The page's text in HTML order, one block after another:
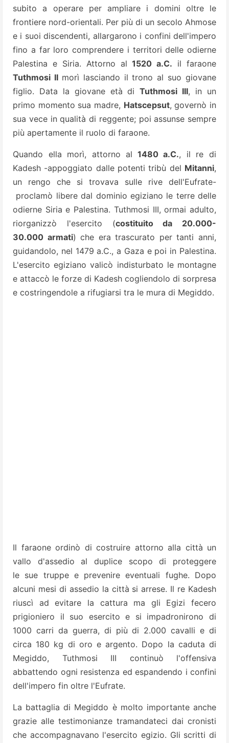
subito a operare per ampliare i domini oltre le
frontiere nord-orientali. Per più di un secolo Ahmose
e i suoi discendenti, allargarono i confini dell'impero
fino a far loro comprendere i territori delle odierne
Palestina e Siria. Attorno al1520 a.C. il faraone
Tuthmosi II morì lasciando il trono al suo giovane
figlio. Data la giovane età diTuthmosi III, in un
primo momento sua madre, Hatscepsut, governò in
sua vece in qualità di reggente; poi assunse sempre
più apertamente il ruolo di faraone.
Quando ella morì, attorno al 1480 a.C., il re di
Kadesh -appoggiato dalle potenti tribù del Mitanni,
un rengo che si trovava sulle rive dell'Eufrate-
proclamò libere dal dominio egiziano le terre delle
odierne Siria e Palestina. Tuthmosi III, ormai adulto,
riorganizzò l'esercito (costituito da 20.000-
30.000 armati) che era trascurato per tanti anni,
guidandolo, nel 1479 a.C., a Gaza e poi in Palestina.
L'esercito egiziano valicò indisturbato le montagne
e attaccò le forze di Kadesh cogliendolo di sorpresa
e costringendole a rifugiarsi tra le mura di Megiddo.
Il faraone ordinò di costruire attorno alla città un
vallo d'assedio al duplice scopo di proteggere
le sue truppe e prevenire eventuali fughe. Dopo
alcuni mesi di assedio la città si arrese. Il re Kadesh
riuscì ad evitare la cattura ma gli Egizi fecero
prigioniero il suo esercito e si impadronirono di
1000 carri da guerra, di più di 2.000 cavalli e di
circa 180 kg di oro e argento. Dopo la caduta di
Megiddo, Tuthmosi III continuò l'offensiva
abbattendo ogni resistenza ed espandendo i confini
dell'impero fin oltre l'Eufrate.
La battaglia di Megiddo è molto importante anche
grazie alle testimonianze tramandateci dai cronisti
che accompagnavano l'esercito egizio. Gli scritti di